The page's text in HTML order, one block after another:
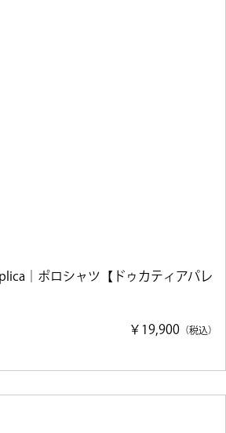
｜ポロシャツ【ドゥカティアパレ
￥19,900 （税込）